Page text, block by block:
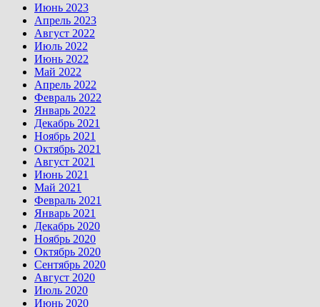
Июнь 2023
Апрель 2023
Август 2022
Июль 2022
Июнь 2022
Май 2022
Апрель 2022
Февраль 2022
Январь 2022
Декабрь 2021
Ноябрь 2021
Октябрь 2021
Август 2021
Июнь 2021
Май 2021
Февраль 2021
Январь 2021
Декабрь 2020
Ноябрь 2020
Октябрь 2020
Сентябрь 2020
Август 2020
Июль 2020
Июнь 2020